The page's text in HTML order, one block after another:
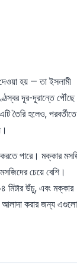
হয় — তা ইসলামী
দূর-দূরান্তে পৌঁছে
তৈরি হলেও, পরবর্তীতে
করতে পারে। মক্কার
চেয়ে বেশি।
মিটার উঁচু, এবং মক্কার
করার জন্য